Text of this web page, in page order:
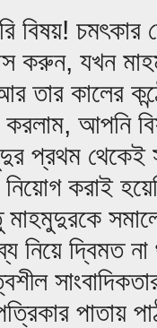
বিষয়! চমৎকার
করুন, যখন
তার কালের
করলাম, আপনি
প্রথম থেকেই
করাই
মাহমুদুরকে
নিয়ে দ্বিমত
পাতায়